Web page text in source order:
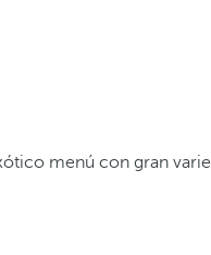
menú con gran